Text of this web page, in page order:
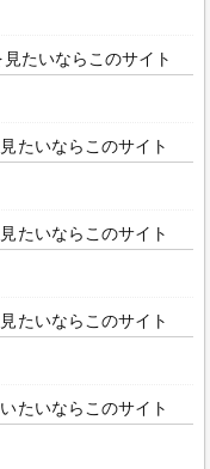
たいならこのサイト
たいならこのサイト
たいならこのサイト
たいならこのサイト
たいならこのサイト